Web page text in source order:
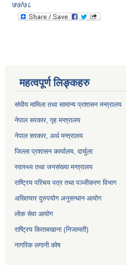
७७/७८
महत्वपूर्ण लिङ्कहरु
संघीय मामिला तथा सामान्य प्रशासन मन्त्रालय
नेपाल सरकार, गृह मन्त्रालय
नेपाल सरकार, अर्थ मन्त्रालय
जिल्ला प्रशासन कार्यालय, दार्चुला
स्वास्थ्य तथा जनसंख्या मन्त्रालय
राष्ट्रिय परिचय पत्र तथा पञ्जीकरण विभाग
अख्तियार दुरुपयोग अनुसन्धान आयोग
लोक सेवा आयोग
राष्ट्रिय किताबखाना (निजामती)
नागरिक लगानी कोष